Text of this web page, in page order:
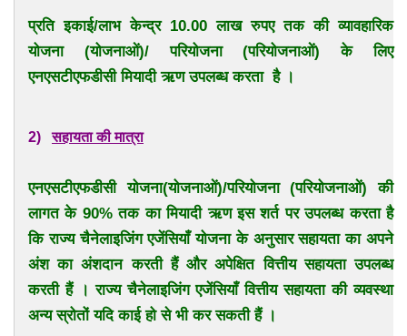
प्रति इकाई/लाभ केन्द्र 10.00 लाख रुपए तक की व्यावहारिक
योजना (योजनाओं)/ परियोजना (परियोजनाओं) के लिए
एनएसटीएफडीसी मियादी ऋण उपलब्ध करता है ।
2)सहायता की मात्रा
एनएसटीएफडीसी योजना(योजनाओं)/परियोजना (परियोजनाओं) की
लागत के 90% तक का मियादी ऋण इस शर्त पर उपलब्ध करता है
कि राज्य चैनेलाइजिंग एजेंसियाँ योजना के अनुसार सहायता का अपने
अंश का अंशदान करती हैं और अपेक्षित वित्तीय सहायता उपलब्ध
करती हैं । राज्य चैनेलाइजिंग एजेंसियाँ वित्तीय सहायता की व्यवस्था
अन्य स्रोतों यदि काई हो से भी कर सकती हैं ।